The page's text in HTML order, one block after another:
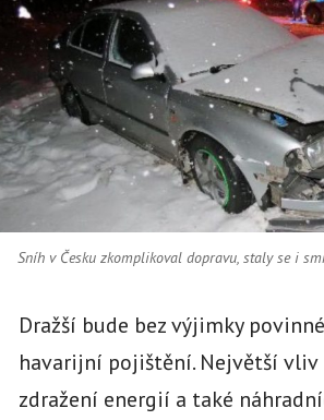
Sníh v Česku zkomplikoval dopravu, staly se i
Dražší bude bez výjimky
havarijní pojištění. Největší vliv
zdražení energií a také